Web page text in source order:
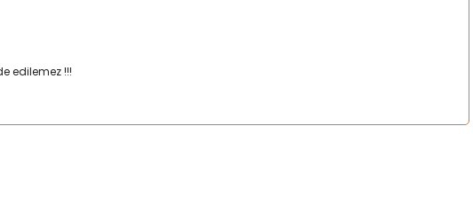
edilemez !!!